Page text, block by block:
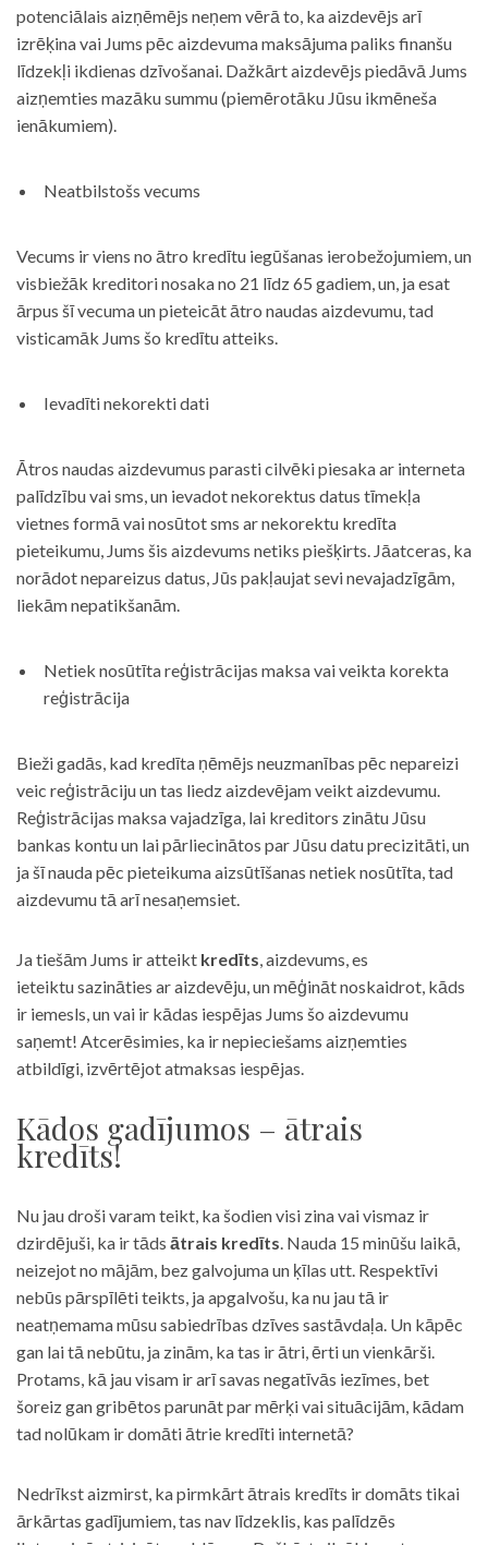
potenciālais aizņēmējs neņem vērā to, ka aizdevējs arī
izrēķina vai Jums pēc aizdevuma maksājuma paliks finanšu
līdzekļi ikdienas dzīvošanai. Dažkārt aizdevējs piedāvā Jums
aizņemties mazāku summu (piemērotāku Jūsu ikmēneša
ienākumiem).
Neatbilstošs vecums
Vecums ir viens no ātro kredītu iegūšanas ierobežojumiem, un
visbiežāk kreditori nosaka no 21 līdz 65 gadiem, un, ja esat
ārpus šī vecuma un pieteicāt ātro naudas aizdevumu, tad
visticamāk Jums šo kredītu atteiks.
Ievadīti nekorekti dati
Ātros naudas aizdevumus parasti cilvēki piesaka ar interneta
palīdzību vai sms, un ievadot nekorektus datus tīmekļa
vietnes formā vai nosūtot sms ar nekorektu kredīta
pieteikumu, Jums šis aizdevums netiks piešķirts. Jāatceras, ka
norādot nepareizus datus, Jūs pakļaujat sevi nevajadzīgām,
liekām nepatikšanām.
Netiek nosūtīta reģistrācijas maksa vai veikta korekta
reģistrācija
Bieži gadās, kad kredīta ņēmējs neuzmanības pēc nepareizi
veic reģistrāciju un tas liedz aizdevējam veikt aizdevumu.
Reģistrācijas maksa vajadzīga, lai kreditors zinātu Jūsu
bankas kontu un lai pārliecinātos par Jūsu datu precizitāti, un
ja šī nauda pēc pieteikuma aizsūtīšanas netiek nosūtīta, tad
aizdevumu tā arī nesaņemsiet.
Ja tiešām Jums ir atteikt kredīts, aizdevums, es
ieteiktu sazināties ar aizdevēju, un mēģināt noskaidrot, kāds
ir iemesls, un vai ir kādas iespējas Jums šo aizdevumu
saņemt! Atcerēsimies, ka ir nepieciešams aizņemties
atbildīgi, izvērtējot atmaksas iespējas.
Kādos gadījumos – ātrais
kredīts!
Nu jau droši varam teikt, ka šodien visi zina vai vismaz ir
dzirdējuši, ka ir tāds ātrais kredīts. Nauda 15 minūšu laikā,
neizejot no mājām, bez galvojuma un ķīlas utt. Respektīvi
nebūs pārspīlēti teikts, ja apgalvošu, ka nu jau tā ir
neatņemama mūsu sabiedrības dzīves sastāvdaļa. Un kāpēc
gan lai tā nebūtu, ja zinām, ka tas ir ātri, ērti un vienkārši.
Protams, kā jau visam ir arī savas negatīvās iezīmes, bet
šoreiz gan gribētos parunāt par mērķi vai situācijām, kādam
tad nolūkam ir domāti ātrie kredīti internetā?
Nedrīkst aizmirst, ka pirmkārt ātrais kredīts ir domāts tikai
ārkārtas gadījumiem, tas nav līdzeklis, kas palīdzēs